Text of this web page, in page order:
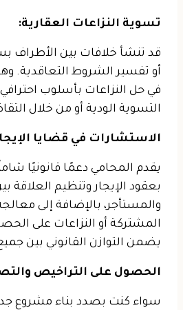
تسوية النزاعات العقارية:
قد تنشأ خلافات بين الأطراف
أو تفسير الشروط التعاقدية.
في حل النزاعات بأسلوب
التسوية الودية أو من خلال
الاستشارات في قضايا
يقدم المحامي دعمًا قانونيًا
بعقود الإيجار وتنظيم العلاقة
والمستأجر، بالإضافة إلى
المشتركة أو النزاعات على
يضمن التوازن القانوني بين
الحصول على التراخيص
سواء كنت بصدد بناء مشروع